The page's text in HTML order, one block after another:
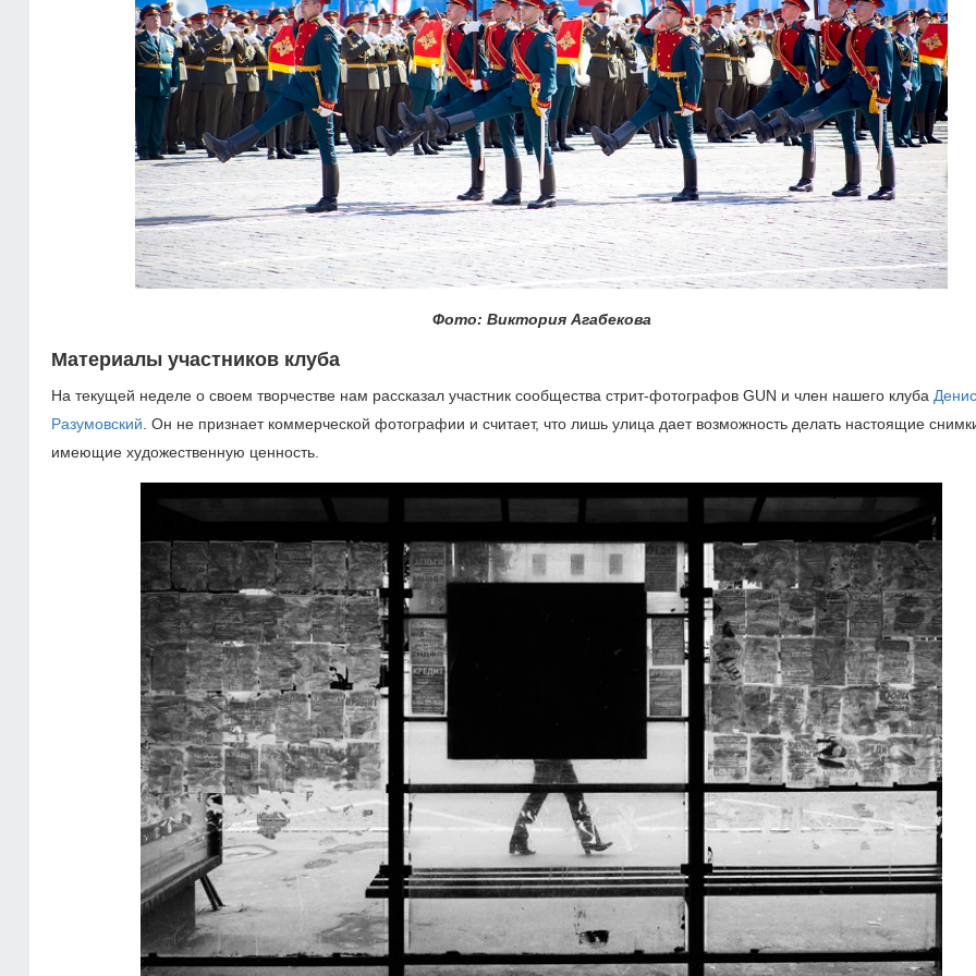
Фото: Виктория Агабекова
Материалы участников клуба
На текущей неделе о своем творчестве нам рассказал участник сообщества стрит-фотографов GUN и член нашего клуба Денис
Разумовский . Он не признает коммерческой фотографии и считает, что лишь улица дает возможность делать настоящие
имеющие художественную ценность.